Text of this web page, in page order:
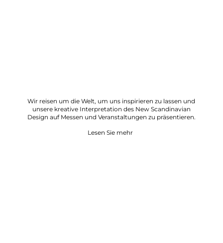
Wir reisen um die Welt, um uns inspirieren zu lassen und
unsere kreative Interpretation des New Scandinavian
Design auf Messen und Veranstaltungen zu präsentieren.
Lesen Sie mehr